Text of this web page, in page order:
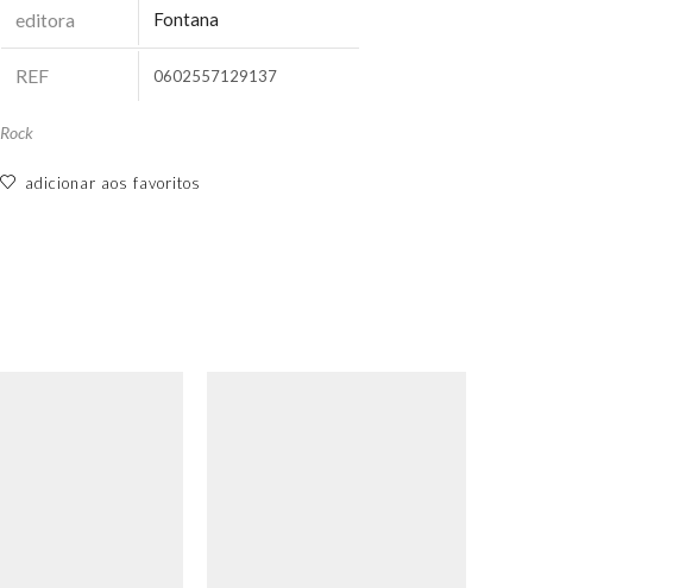
editora Fontana
REF 0602557129137
Rock
adicionar aos favoritos